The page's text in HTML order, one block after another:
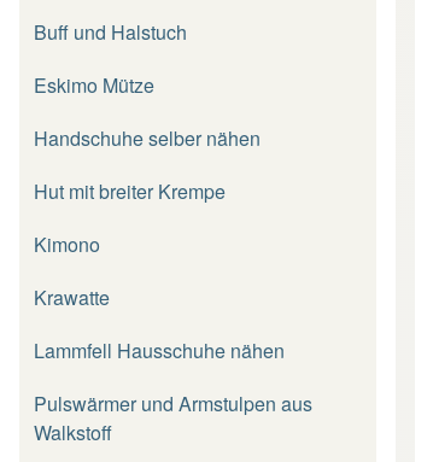
Buff und Halstuch
Eskimo Mütze
Handschuhe selber nähen
Hut mit breiter Krempe
Kimono
Krawatte
Lammfell Hausschuhe nähen
Pulswärmer und Armstulpen aus
Walkstoff